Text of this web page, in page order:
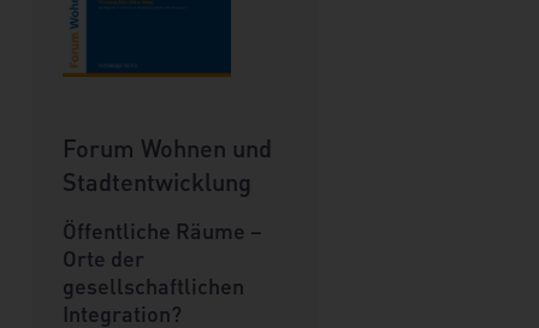
Forum Wohnen und
Stadtentwicklung
Öffentliche Räume –
Orte der
gesellschaftlichen
Integration?